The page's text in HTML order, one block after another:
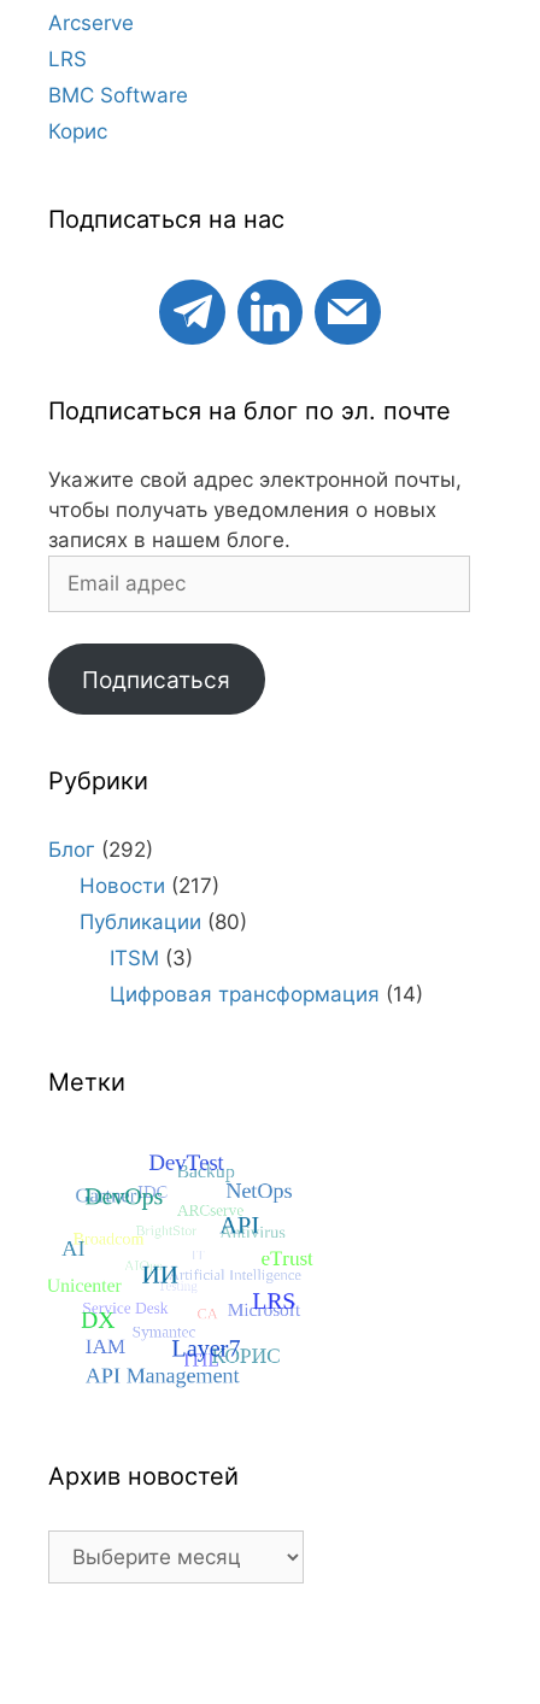
Arcserve
LRS
BMC Software
Корис
Подписаться на нас
Подписаться на блог по эл. почте
Укажите свой адрес электронной почты,
чтобы получать уведомления о новых
записях в нашем блоге.
Email
Подписаться
Рубрики
Блог (292)
Новости (217)
Публикации (80)
ITSM (3)
Цифровая трансформация (14)
Метки
Архив новостей
Архив
новостей